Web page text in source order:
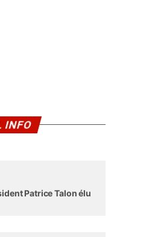
INFO
Patrice Talon élu